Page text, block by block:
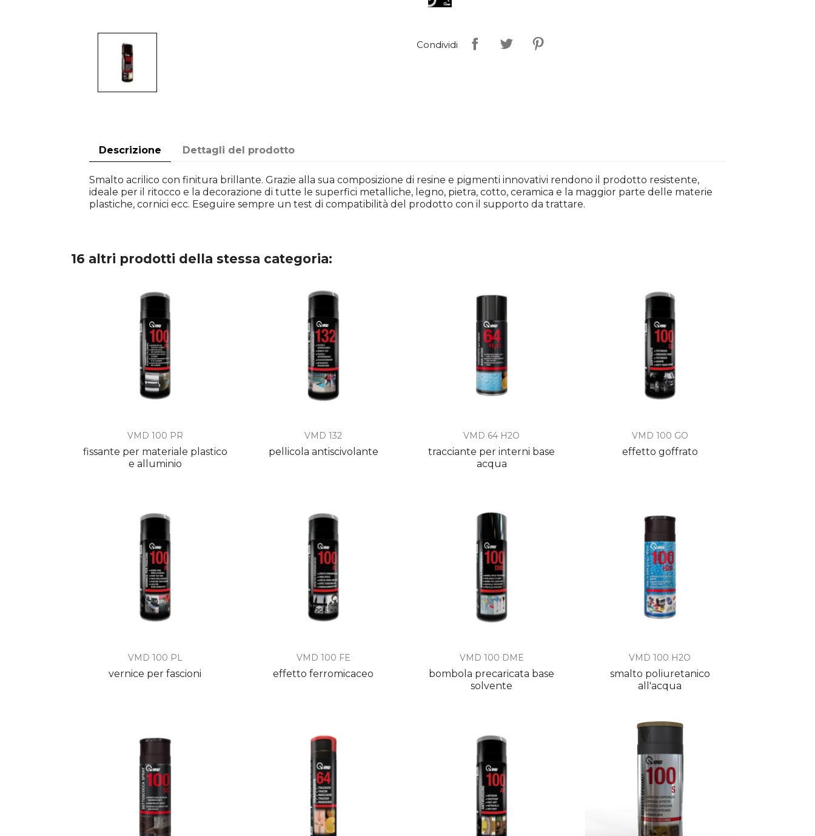
Condividi
Descrizione Dettagli del prodotto
Smalto acrilico con finitura brillante. Grazie alla sua composizione di resine e pigmenti innovativi rendono il prodotto resistente,
ideale per il ritocco e la decorazione di tutte le superfici metalliche, legno, pietra, cotto, ceramica e la maggior parte delle materie
plastiche, cornici ecc. Eseguire sempre un test di compatibilità del prodotto con il supporto da trattare.
16 altri prodotti della stessa categoria:
Anteprima
VMD 100 PR
fissante per materiale plastico
e alluminio
Anteprima
VMD 132
pellicola antiscivolante
Anteprima
VMD 64 H2O
tracciante per interni base
acqua
Anteprima
VMD 100 GO
effetto goffrato
Anteprima
VMD 100 PL
vernice per fascioni
Anteprima
VMD 100 FE
effetto ferromicaceo
Anteprima
VMD 100 DME
bombola precaricata base
solvente
Anteprima
VMD 100 H2O
smalto poliuretanico
all'acqua